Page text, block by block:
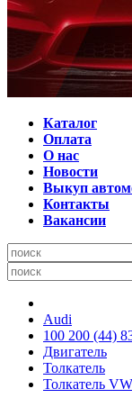
Каталог
Оплата
О нас
Новости
Выкуп
Контакты
Вакансии
Audi
100 200 (44)
Двигатель
Толкатель
Толкатель